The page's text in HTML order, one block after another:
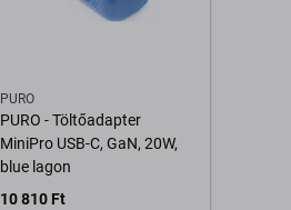
PURO
PURO - Töltőadapter
MiniPro USB-C, GaN, 20W,
blue lagon
10 810 Ft